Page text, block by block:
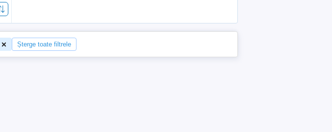
Șterge toate filtrele